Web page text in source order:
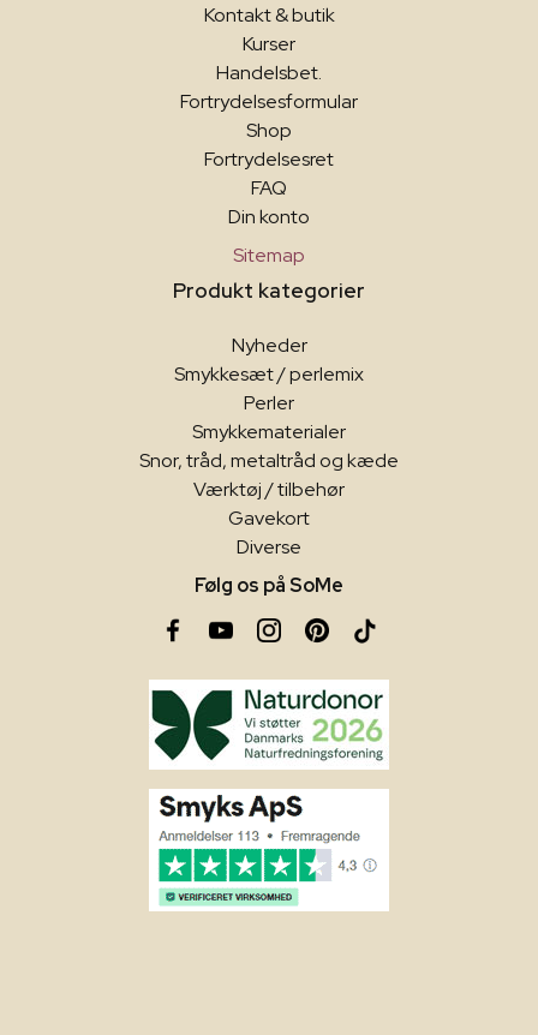
Kontakt & butik
Kurser
Handelsbet.
Fortrydelsesformular
Shop
Fortrydelsesret
FAQ
Din konto
Sitemap
Produkt kategorier
Nyheder
Smykkesæt / perlemix
Perler
Smykkematerialer
Snor, tråd, metaltråd og kæde
Værktøj / tilbehør
Gavekort
Diverse
Følg os på SoMe